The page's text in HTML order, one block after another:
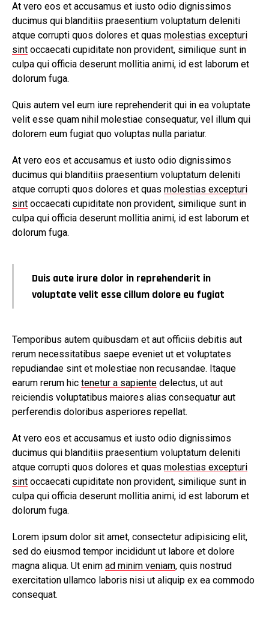
At vero eos et accusamus et iusto odio dignissimos
ducimus qui blanditiis praesentium voluptatum deleniti
atque corrupti quos dolores et quas molestias excepturi
sint occaecati cupiditate non provident, similique sunt in
culpa qui officia deserunt mollitia animi, id est laborum et
dolorum fuga.
Quis autem vel eum iure reprehenderit qui in ea voluptate
velit esse quam nihil molestiae consequatur, vel illum qui
dolorem eum fugiat quo voluptas nulla pariatur.
At vero eos et accusamus et iusto odio dignissimos
ducimus qui blanditiis praesentium voluptatum deleniti
atque corrupti quos dolores et quas molestias excepturi
sint occaecati cupiditate non provident, similique sunt in
culpa qui officia deserunt mollitia animi, id est laborum et
dolorum fuga.
Duis aute irure dolor in reprehenderit in
voluptate velit esse cillum dolore eu fugiat
Temporibus autem quibusdam et aut officiis debitis aut
rerum necessitatibus saepe eveniet ut et voluptates
repudiandae sint et molestiae non recusandae. Itaque
earum rerum hic tenetur a sapiente delectus, ut aut
reiciendis voluptatibus maiores alias consequatur aut
perferendis doloribus asperiores repellat.
At vero eos et accusamus et iusto odio dignissimos
ducimus qui blanditiis praesentium voluptatum deleniti
atque corrupti quos dolores et quas molestias excepturi
sint occaecati cupiditate non provident, similique sunt in
culpa qui officia deserunt mollitia animi, id est laborum et
dolorum fuga.
Lorem ipsum dolor sit amet, consectetur adipisicing elit,
sed do eiusmod tempor incididunt ut labore et dolore
magna aliqua. Ut enim ad minim veniam, quis nostrud
exercitation ullamco laboris nisi ut aliquip ex ea commodo
consequat.